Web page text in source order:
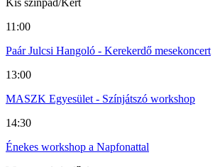
11:00
Paár Julcsi Hangoló - Kerekerdő mesekoncert
13:00
MASZK Egyesület - Színjátszó workshop
14:30
Énekes workshop a Napfonattal